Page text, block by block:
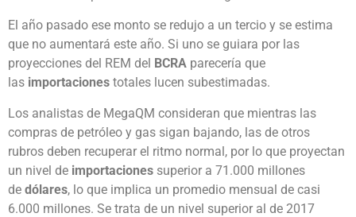
El año pasado ese monto se redujo a un tercio y se estima
que no aumentará este año. Si uno se guiara por las
proyecciones del REM del BCRA parecería que
las importaciones totales lucen subestimadas.
Los analistas de MegaQM consideran que mientras las
compras de petróleo y gas sigan bajando, las de otros
rubros deben recuperar el ritmo normal, por lo que proyectan
un nivel de importaciones superior a 71.000 millones
de dólares, lo que implica un promedio mensual de casi
6.000 millones. Se trata de un nivel superior al de 2017